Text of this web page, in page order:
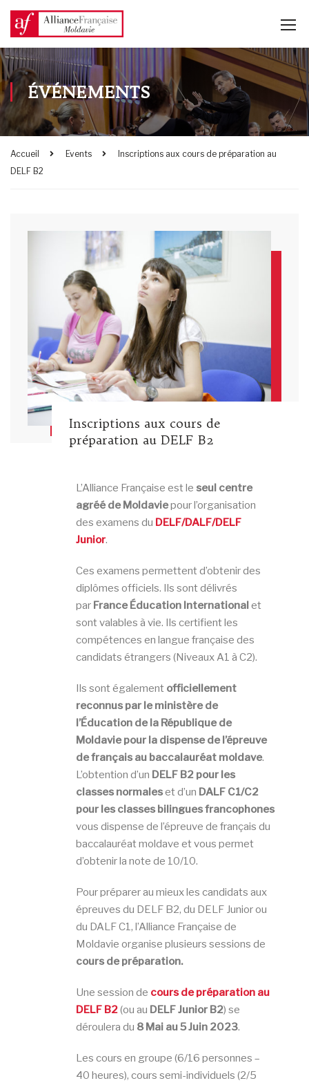
ÉVÉNEMENTS
Accueil Events
Inscriptions aux cours de préparation au
DELF B2
Inscriptions aux cours de
préparation au DELF B2
L’Alliance Française est le seul centre
agréé de Moldaviepour l’organisation
des examens du DELF/DALF/DELF
Junior.
Ces examens permettent d’obtenir des
diplômes officiels. Ils sont délivrés
par France Éducation International et
sont valables à vie. Ils certifient les
compétences en langue française des
candidats étrangers (Niveaux A1 à C2).
Ils sont également officiellement
reconnus par le ministère de
l’Éducation de la République de
Moldavie pour la dispense de l’épreuve
de français au baccalauréat moldave.
L’obtention d’un DELF B2 pour les
classes normaleset d’un DALF C1/C2
pour les classes bilingues francophones
vous dispense de l’épreuve de français du
baccalauréat moldave et vous permet
d’obtenir la note de 10/10.
Pour préparer au mieux les candidats aux
épreuves du DELF B2, du DELF Junior ou
du DALF C1, l’Alliance Française de
Moldavie organise plusieurs sessions de
cours de préparation.
Une session de cours de préparation au
DELF B2(ou au DELF Junior B2) se
déroulera du 8 Mai au 5 Juin 2023.
Les cours en groupe (6/16 personnes –
40 heures), cours semi-individuels (2/5